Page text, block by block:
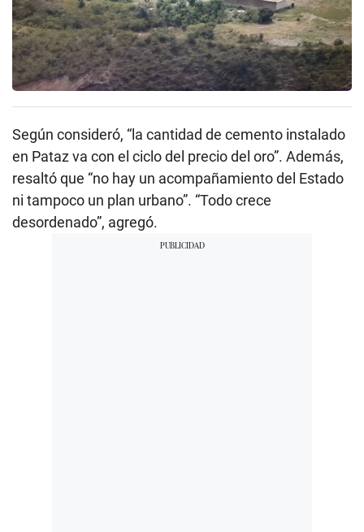
Según consideró, “la cantidad de cemento instalado
en Pataz va con el ciclo del precio del oro”. Además,
resaltó que “no hay un acompañamiento del Estado
ni tampoco un plan urbano”. “Todo crece
desordenado”, agregó.